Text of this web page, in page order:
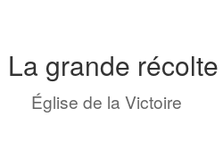
La grande
Église de la Victoire